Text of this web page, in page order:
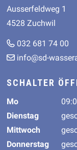
Ausserfeldweg 1
4528 Zuchwil
032 681 74 00
info@sd-
SCHALTER
Wochentag
Mo
Dienstag
Mittwoch
Donnerstag